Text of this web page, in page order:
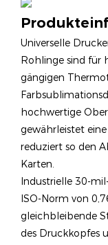
Universelle
Rohlinge sind für
gängigen
hochwertige
gewährleistet
reduziert so den
Karten.
Industrielle 30-
ISO-Norm von
gleichbleibende
des Druckkopfes